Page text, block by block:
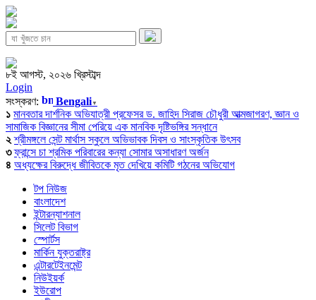
৮ই আগস্ট, ২০২৬ খ্রিস্টাব্দ
Login
সংস্করণ:
Bengali▼
১ মানবতার দার্শনিক অভিযাত্রী প্রফেসর ড. জাহিদ সিরাজ চৌধুরী আত্মজাগরণ, জ্ঞান ও
সামাজিক বিজ্ঞানের সীমা পেরিয়ে এক মানবিক দৃষ্টিভঙ্গির সন্ধানে
২ শ্রীমঙ্গলে সেন্ট মার্থাস স্কুলে অভিভাবক দিবস ও সাংস্কৃতিক উৎসব
৩ ফ্রান্সে চা শ্রমিক পরিবারের কন্যা সোমার অসাধারণ অর্জন
৪ অধ্যক্ষের বিরুদ্ধে জীবিতকে মৃত দেখিয়ে কমিটি গঠনের অভিযোগ
টপ নিউজ
বাংলাদেশ
ইন্টারন্যাশনাল
সিলেট বিভাগ
স্পোর্টস
মার্কিন যুক্তরাষ্ট্র
এন্টারটেইনমেন্ট
নিউইয়র্ক
ইউরোপ